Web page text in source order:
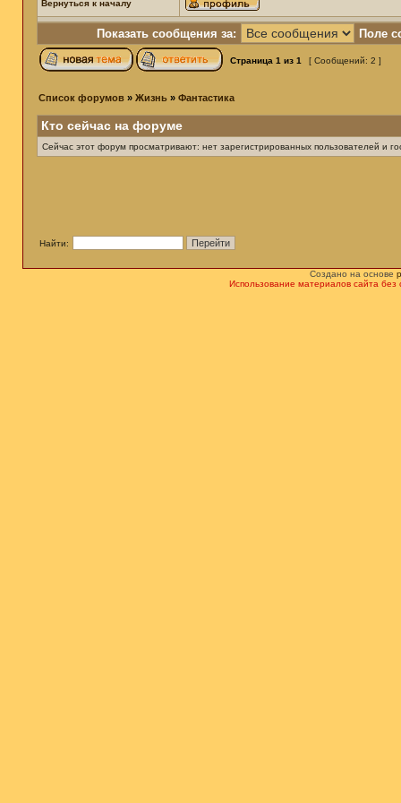
Вернуться к началу
Показать сообщения за: Поле
Страница 1 из 1 [ Сообщений: 2 ]
Список форумов » Жизнь » Фантастика
Кто сейчас на форуме
Сейчас этот форум просматривают: нет зарегистрированных пользователей и
Найти:
Создано на основе
Использование материалов сайта